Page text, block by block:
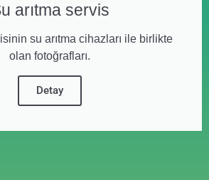
arıtma servis
su arıtma cihazları ile birlikte
olan fotoğrafları.
Detay